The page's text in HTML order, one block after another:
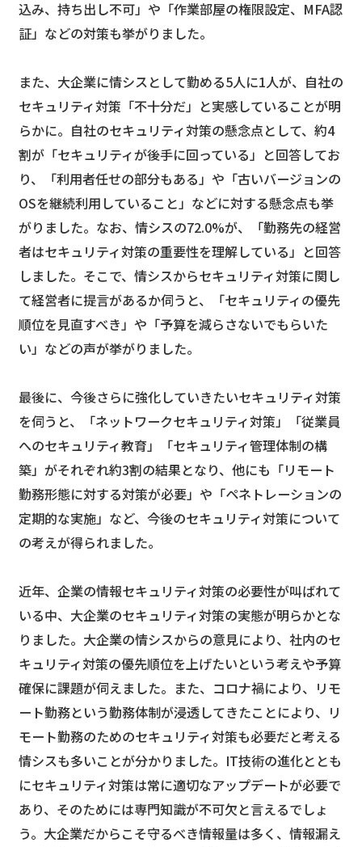
込み、持ち出し不可」や「作業部屋の権限設定、MFA認
証」などの対策も挙がりました。
また、大企業に情シスとして勤める5人に1人が、自社の
セキュリティ対策「不十分だ」と実感していることが明
らかに。自社のセキュリティ対策の懸念点として、約4
割が「セキュリティが後手に回っている」と回答してお
り、「利用者任せの部分もある」や「古いバージョンの
OSを継続利用していること」などに対する懸念点も挙
がりました。なお、情シスの72.0%が、「勤務先の経営
者はセキュリティ対策の重要性を理解している」と回答
しました。そこで、情シスからセキュリティ対策に関し
て経営者に提言があるか伺うと、「セキュリティの優先
順位を見直すべき」や「予算を減らさないでもらいた
い」などの声が挙がりました。
最後に、今後さらに強化していきたいセキュリティ対策
を伺うと、「ネットワークセキュリティ対策」「従業員
へのセキュリティ教育」「セキュリティ管理体制の構
築」がそれぞれ約3割の結果となり、他にも「リモート
勤務形態に対する対策が必要」や「ペネトレーションの
定期的な実施」など、今後のセキュリティ対策について
の考えが得られました。
近年、企業の情報セキュリティ対策の必要性が叫ばれて
いる中、大企業のセキュリティ対策の実態が明らかとな
りました。大企業の情シスからの意見により、社内のセ
キュリティ対策の優先順位を上げたいという考えや予算
確保に課題が伺えました。また、コロナ禍により、リモ
ート勤務という勤務体制が浸透してきたことにより、リ
モート勤務のためのセキュリティ対策も必要だと考える
情シスも多いことが分かりました。IT技術の進化ととも
にセキュリティ対策は常に適切なアップデートが必要で
あり、そのためには専門知識が不可欠と言えるでしょ
う。大企業だからこそ守るべき情報量は多く、情報漏え